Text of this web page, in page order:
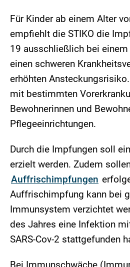
Für Kinder ab einem Alter
empfiehlt die STIKO die
19 ausschließlich bei
einen schweren
erhöhten
mit bestimmten
Bewohnerinnen und
Pflegeeinrichtungen.
Durch die Impfungen soll
erzielt werden. Zudem
Auffrischimpfungen
Auffrischimpfung kann bei
Immunsystem verzichtet
des Jahres eine Infektion
SARS-Cov-2 stattgefunden